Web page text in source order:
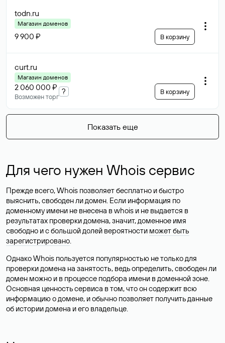
todn.ru
Магазин доменов
9 900 ₽ В корзину
curt.ru
Магазин доменов
2 060 000 ₽
Возможен торг
? В корзину
Показать еще
Для чего нужен Whois сервис
Прежде всего, Whois позволяет бесплатно и быстро
выяснить, свободен ли домен. Если информация по
доменному имени не внесена в whois и не выдается в
результатах проверки домена, значит, доменное имя
свободно и с большой долей вероятности может быть
зарегистрировано.
Однако Whois пользуется популярностью не только для
проверки домена на занятость, ведь определить, свободен ли
домен можно и в процессе подбора имени в доменной зоне.
Основная ценность сервиса в том, что он содержит всю
информацию о домене, и обычно позволяет получить данные
об истории домена и его владельце.